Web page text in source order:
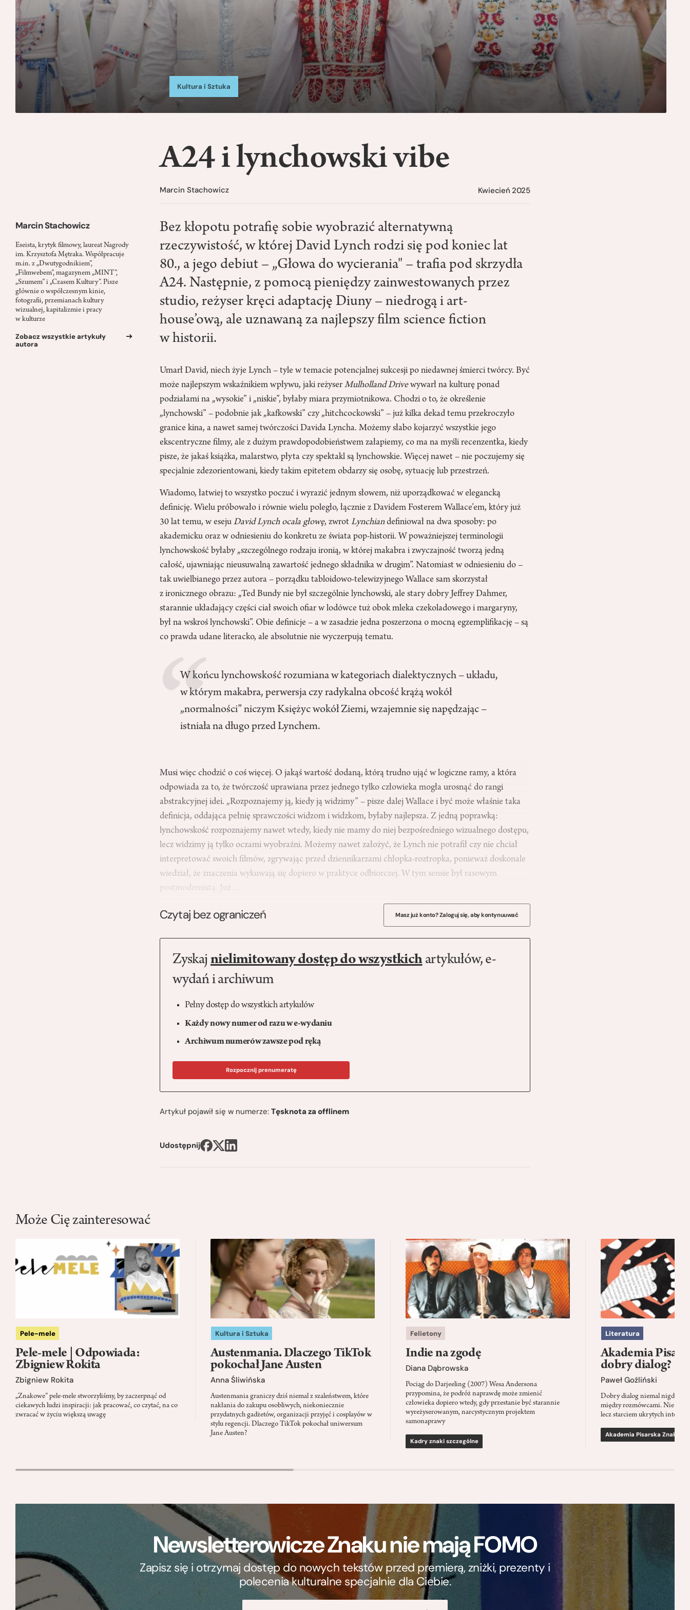
Kultura i Sztuka
Marcin Stachowicz
Eseista, krytyk filmowy, laureat Nagrody
im. Krzysztofa Mętraka. Współpracuje
m.in. z „Dwutygodnikiem”,
„Filmwebem”, magazynem „MINT”,
„Szumem” i „Czasem Kultury”. Pisze
głównie o współczesnym kinie,
fotografii, przemianach kultury
wizualnej, kapitalizmie i pracy
w kulturze
Zobacz wszystkie artykuły
autora
A24 i lynchowski vibe
Marcin Stachowicz Kwiecień 2025
Bez kłopotu potrafię sobie wyobrazić alternatywną
rzeczywistość, w której David Lynch rodzi się pod koniec lat
80., a jego debiut – „Głowa do wycierania" – trafia pod skrzydła
A24. Następnie, z pomocą pieniędzy zainwestowanych przez
studio, reżyser kręci adaptację Diuny – niedrogą i art-
house’ową, ale uznawaną za najlepszy film science fiction
w historii.
Umarł David, niech żyje Lynch – tyle w temacie potencjalnej sukcesji po niedawnej śmierci twórcy. Być
może najlepszym wskaźnikiem wpływu, jaki reżyserMulholland Drivewywarł na kulturę ponad
podziałami na „wysokie” i „niskie”, byłaby miara przymiotnikowa. Chodzi o to, że określenie
„lynchowski” – podobnie jak „kafkowski” czy „hitchcockowski” – już kilka dekad temu przekroczyło
granice kina, a nawet samej twórczości Davida Lyncha. Możemy słabo kojarzyć wszystkie jego
ekscentryczne filmy, ale z dużym prawdopodobieństwem załapiemy, co ma na myśli recenzentka, kiedy
pisze, że jakaś książka, malarstwo, płyta czy spektakl są lynchowskie. Więcej nawet – nie poczujemy się
specjalnie zdezorientowani, kiedy takim epitetem obdarzy się osobę, sytuację lub przestrzeń.
Wiadomo, łatwiej to wszystko poczuć i wyrazić jednym słowem, niż uporządkować w elegancką
definicję. Wielu próbowało i równie wielu poległo, łącznie z Davidem Fosterem Wallace’em, który już
30 lat temu, w esejuDavid Lynch ocala głowę, zwrotLynchiandefiniował na dwa sposoby: po
akademicku oraz w odniesieniu do konkretu ze świata pop-historii. W poważniejszej terminologii
lynchowskość byłaby „szczególnego rodzaju ironią, w której makabra i zwyczajność tworzą jedną
całość, ujawniając nieusuwalną zawartość jednego składnika w drugim”. Natomiast w odniesieniu do –
tak uwielbianego przez autora – porządku tabloidowo-telewizyjnego Wallace sam skorzystał
z ironicznego obrazu: „Ted Bundy nie był szczególnie lynchowski, ale stary dobry Jeffrey Dahmer,
starannie układający części ciał swoich ofiar w lodówce tuż obok mleka czekoladowego i margaryny,
był na wskroś lynchowski”. Obie definicje – a w zasadzie jedna poszerzona o mocną egzemplifikację – są
co prawda udane literacko, ale absolutnie nie wyczerpują tematu.
W końcu lynchowskość rozumiana w kategoriach dialektycznych – układu,
w którym makabra, perwersja czy radykalna obcość krążą wokół
„normalności” niczym Księżyc wokół Ziemi, wzajemnie się napędzając –
istniała na długo przed Lynchem.
Musi więc chodzić o coś więcej. O jakąś wartość dodaną, którą trudno ująć w logiczne ramy, a która
odpowiada za to, że twórczość uprawiana przez jednego tylko człowieka mogła urosnąć do rangi
abstrakcyjnej idei. „Rozpoznajemy ją, kiedy ją widzimy” – pisze dalej Wallace i być może właśnie taka
definicja, oddająca pełnię sprawczości widzom i widzkom, byłaby najlepsza. Z jedną poprawką:
lynchowskość rozpoznajemy nawet wtedy, kiedy nie mamy do niej bezpośredniego wizualnego dostępu,
lecz widzimy ją tylko oczami wyobraźni. Możemy nawet założyć, że Lynch nie potrafił czy nie chciał
interpretować swoich filmów, zgrywając przed dziennikarzami chłopka-roztropka, ponieważ doskonale
wiedział, że znaczenia wykuwają się dopiero w praktyce odbiorczej. W tym sensie był rasowym
postmodernistą. Już…
Czytaj bez ograniczeń Masz już konto? Zaloguj się, aby kontynuuwać
Zyskaj nielimitowany dostęp do wszystkichartykułów, e-
wydań i archiwum
Pełny dostęp do wszystkich artykułów
Każdy nowy numer od razu w e-wydaniu
Archiwum numerów zawsze pod ręką
Rozpocznij prenumeratę
Artykuł pojawił się w numerze:Tęsknota za offlinem
Udostępnij
Może Cię zainteresować
Pele-mele
Pele-mele | Odpowiada:
Zbigniew Rokita
Zbigniew Rokita
„Znakowe” pele-mele stworzyliśmy, by zaczerpnąć od
ciekawych ludzi inspiracji: jak pracować, co czytać, na co
zwracać w życiu większą uwagę
Kultura i Sztuka
Austenmania. Dlaczego TikTok
pokochał Jane Austen
Anna Śliwińska
Austenmania graniczy dziś niemal z szaleństwem, które
nakłania do zakupu osobliwych, niekoniecznie
przydatnych gadżetów, organizacji przyjęć i cosplayów w
stylu regencji. Dlaczego TikTok pokochał uniwersum
Jane Austen?
Felietony
Indie na zgodę
Diana Dąbrowska
Pociąg do Darjeeling (2007) Wesa Andersona
przypomina, że podróż naprawdę może zmienić
człowieka dopiero wtedy, gdy przestanie być starannie
wyreżyserowanym, narcystycznym projektem
samonaprawy
Kadry znaki szczególne
Literatura
Akademia
dobry dialog?
Paweł Goźliński
Dobry dialog niemal nigdy nie
między rozmówcami. Nie jest
lecz starciem ukrytych intencji.
Akademia Pisarska Znaku
Newsletterowicze Znaku nie mają FOMO
Zapisz się i otrzymaj dostęp do nowych tekstów przed premierą, zniżki, prezenty i
polecenia kulturalne specjalnie dla Ciebie.